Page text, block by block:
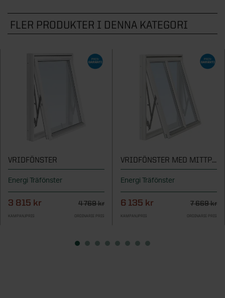
FLER PRODUKTER I DENNA KATEGORI
VRIDFÖNSTER
Energi Träfönster
3 815 kr 4 769 kr
KAMPANJPRIS ORDINARIE PRIS
VRIDFÖNSTER MED MITTPOST
Energi Träfönster
6 135 kr 7 669 kr
KAMPANJPRIS ORDINARIE PRIS